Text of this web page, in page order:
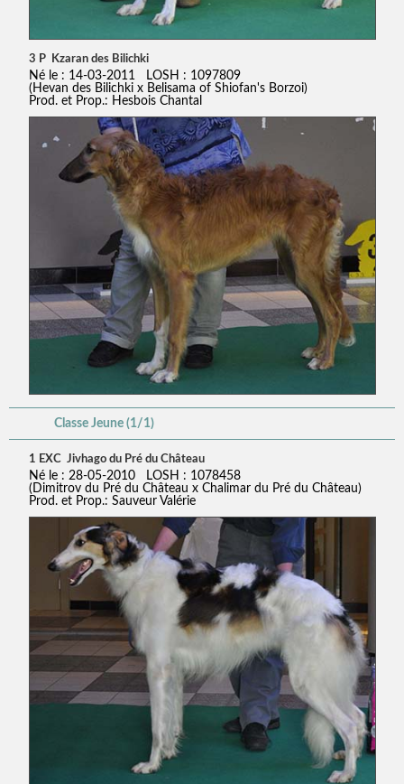
3 P Kzaran des Bilichki
Né le : 14-03-2011 LOSH : 1097809
(Hevan des Bilichki x Belisama of Shiofan's Borzoi)
Prod. et Prop.: Hesbois Chantal
Classe Jeune (1/1)
1 EXC Jivhago du Pré du Château
Né le : 28-05-2010 LOSH : 1078458
(Dimitrov du Pré du Château x Chalimar du Pré du Château)
Prod. et Prop.: Sauveur Valérie